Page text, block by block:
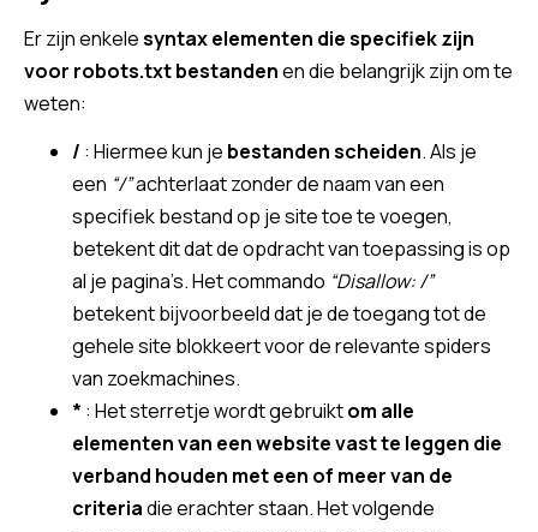
Er zijn enkelesyntax elementen die specifiek zijn
voor robots.txt bestandenen die belangrijk zijn om te
weten:
/ : Hiermee kun je bestanden scheiden. Als je
een “/”achterlaat zonder de naam van een
specifiek bestand op je site toe te voegen,
betekent dit dat de opdracht van toepassing is op
al je pagina’s. Het commando “Disallow: /”
betekent bijvoorbeeld dat je de toegang tot de
gehele site blokkeert voor de relevante spiders
van zoekmachines.
*: Het sterretje wordt gebruiktom alle
elementen van een website vast te leggen die
verband houden met een of meer van de
criteriadie erachter staan. Het volgende